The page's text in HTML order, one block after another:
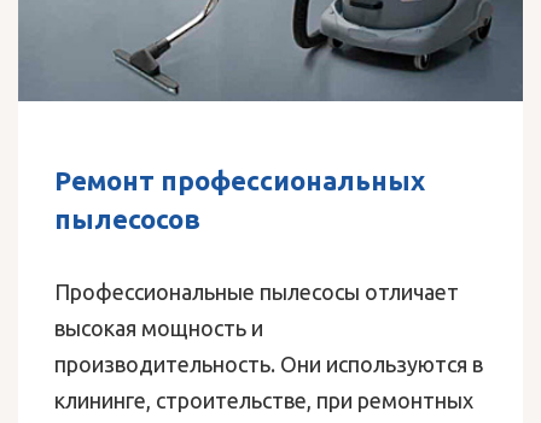
Ремонт профессиональных
пылесосов
Профессиональные пылесосы отличает
высокая мощность и
производительность. Они используются в
клининге, строительстве, при ремонтных